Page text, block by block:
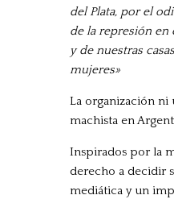
del Plata, por el
de la represión en
y de nuestras
mujeres»
La organización ni
machista en
Inspirados por la
derecho a decidir
mediática y un